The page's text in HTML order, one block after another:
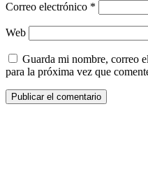
Correo electrónico *
Web
Guarda mi nombre, correo
para la próxima vez que